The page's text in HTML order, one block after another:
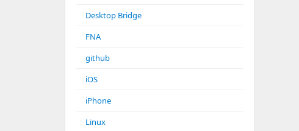
Desktop Bridge
FNA
github
iOS
iPhone
Linux